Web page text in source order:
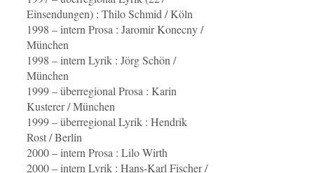
Einsendungen) : Thilo Schmid / Köln
1998 – intern Prosa : Jaromir Konecny /
München
1998 – intern Lyrik : Jörg Schön /
München
1999 – überregional Prosa : Karin
Kusterer / München
1999 – überregional Lyrik : Hendrik
Rost / Berlin
2000 – intern Prosa : Lilo Wirth
2000 – intern Lyrik : Hans-Karl Fischer /